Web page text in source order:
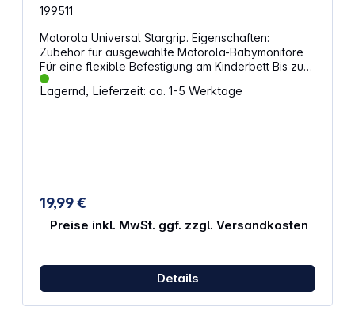
Garten
199511
Motorola Universal Stargrip. Eigenschaften:
Zubehör für ausgewählte Motorola-Babymonitore
Für eine flexible Befestigung am Kinderbett Bis zu
300 m Übertragung bei freier Sicht Passend für:
Motorola PIP1710 Connect Motorola VM855
Lagernd, Lieferzeit: ca. 1-5 Werktage
19,99 €
Preise inkl. MwSt. ggf. zzgl. Versandkosten
Details